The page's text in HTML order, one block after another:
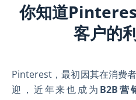
你知道
客户的
Pinterest，最初因其在消费
迎，近年来也成为 B2B营